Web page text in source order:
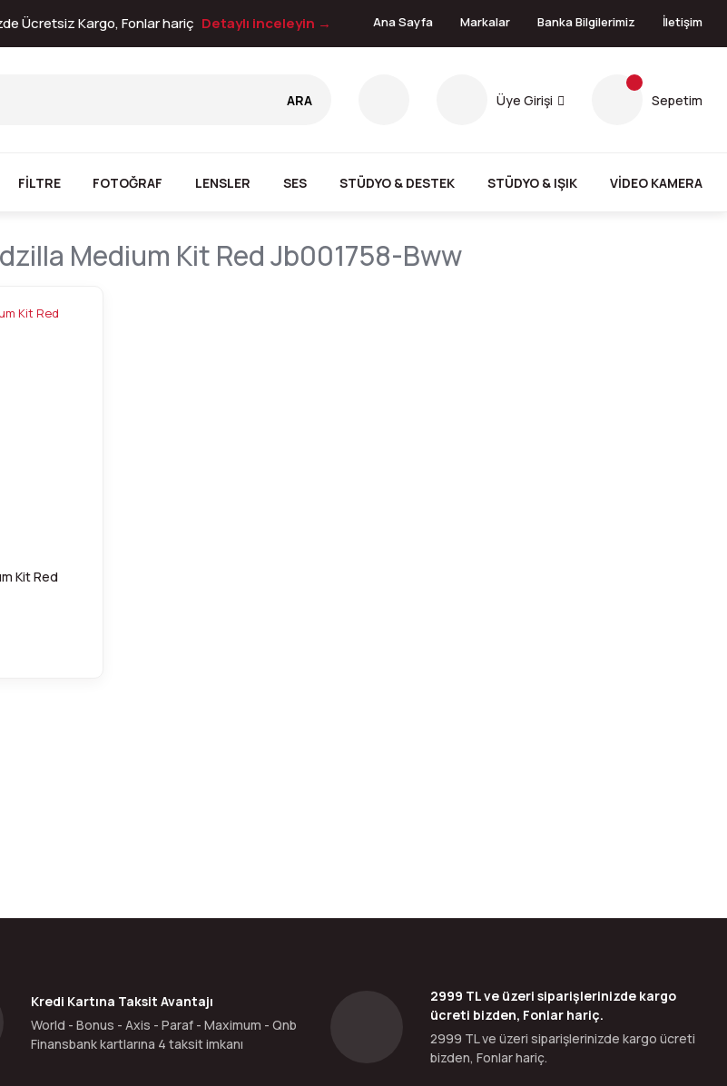
Ücretsiz Kargo, Fonlar hariç Detaylı inceleyin → Ana Sayfa Markalar Banka Bilgilerimiz İletişim
ARA Üye Girişi Sepetim
FİLTRE FOTOĞRAF LENSLER SES STÜDYO & DESTEK STÜDYO & IŞIK VİDEO KAMERA
Medium Kit Red Jb001758-Bww
Kit Red
Kredi Kartına Taksit Avantajı
World - Bonus - Axis - Paraf - Maximum - Qnb
Finansbank kartlarına 4 taksit imkanı
2999 TL ve üzeri siparişlerinizde kargo
ücreti bizden, Fonlar hariç.
2999 TL ve üzeri siparişlerinizde kargo ücreti
bizden, Fonlar hariç.